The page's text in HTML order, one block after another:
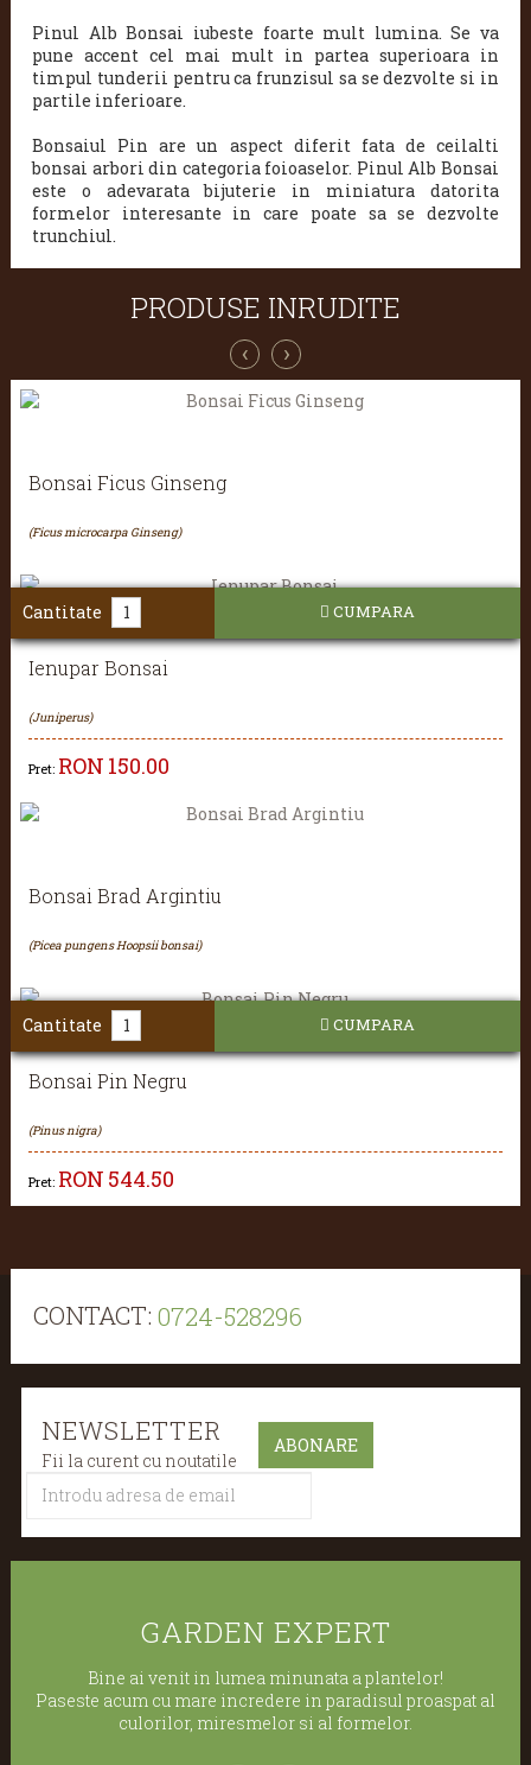
Pinul Alb Bonsai iubeste foarte mult lumina. Se va
pune accent cel mai mult in partea superioara in
timpul tunderii pentru ca frunzisul sa se dezvolte si in
partile inferioare.
Bonsaiul Pin are un aspect diferit fata de ceilalti
bonsai arbori din categoria foioaselor. Pinul Alb Bonsai
este o adevarata bijuterie in miniatura datorita
formelor interesante in care poate sa se dezvolte
trunchiul.
PRODUSE INRUDITE
‹ ›
Bonsai Ficus Ginseng
(Ficus microcarpa Ginseng)
Ienupar Bonsai
(Juniperus)
Pret: RON 150.00
Cantitate CUMPARA
Bonsai Brad Argintiu
(Picea pungens Hoopsii bonsai)
Bonsai Pin Negru
(Pinus nigra)
Pret: RON 544.50
Cantitate CUMPARA
CONTACT: 0724-528296
NEWSLETTER
Fii la curent cu noutatile
GARDEN EXPERT
Bine ai venit in lumea minunata a plantelor!
Paseste acum cu mare incredere in paradisul proaspat al
culorilor, miresmelor si al formelor.